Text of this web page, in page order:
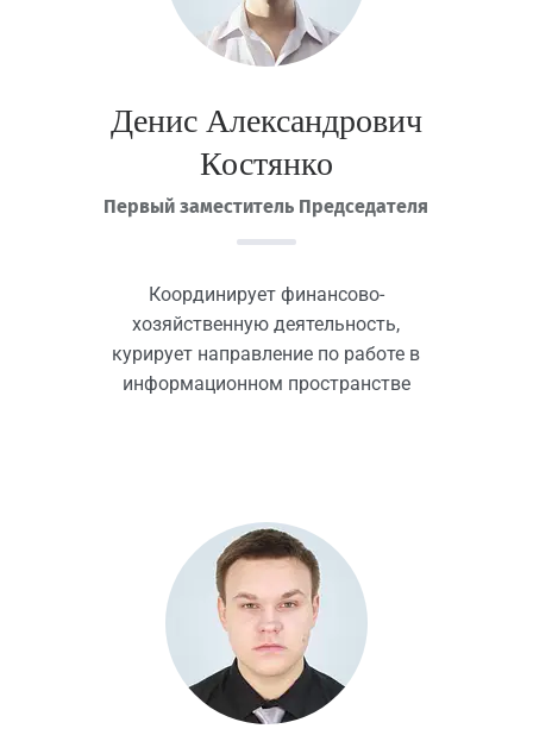
Денис Александрович
Костянко
Первый заместитель Председателя
Координирует финансово-
хозяйственную деятельность,
курирует направление по работе в
информационном пространстве